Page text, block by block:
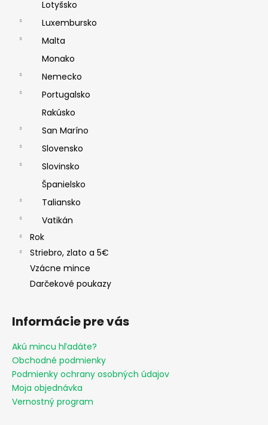
Lotyšsko
Luxembursko
Malta
Monako
Nemecko
Portugalsko
Rakúsko
San Maríno
Slovensko
Slovinsko
Španielsko
Taliansko
Vatikán
Rok
Striebro, zlato a 5€
Vzácne mince
Darčekové poukazy
Informácie pre vás
Akú mincu hľadáte?
Obchodné podmienky
Podmienky ochrany osobných údajov
Moja objednávka
Vernostný program